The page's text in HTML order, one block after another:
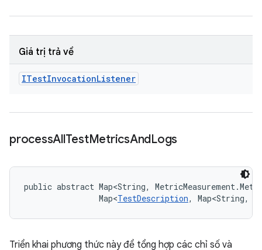
Giá trị trả về
ITestInvocationListener
processAllTestMetricsAndLogs
public abstract Map<String,
                Map<
TestDescription, Map<String,
Triển khai phương thức này để tổng hợp các chỉ số và